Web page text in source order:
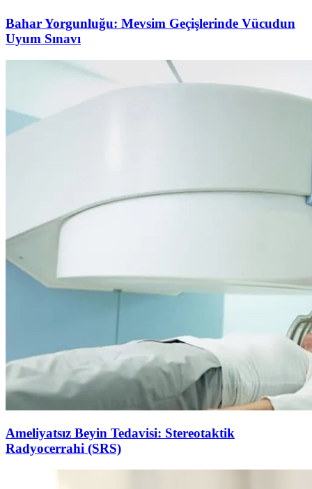
Bahar Yorgunluğu: Mevsim Geçişlerinde Vücudun
Uyum Sınavı
Ameliyatsız Beyin Tedavisi: Stereotaktik
Radyocerrahi (SRS)